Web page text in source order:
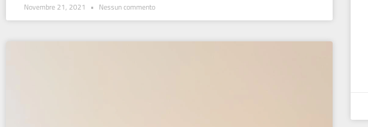
Novembre 21, 2021 Nessun commento